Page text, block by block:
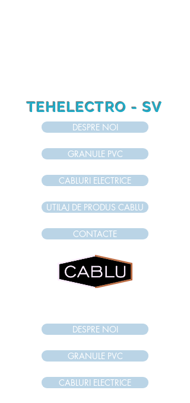
TEHELECTRO - SV
DESPRE NOI
GRANULE PVC
CABLURI ELECTRICE
UTILAJ DE PRODUS CABLU
CONTACTE
DESPRE NOI
GRANULE PVC
CABLURI ELECTRICE